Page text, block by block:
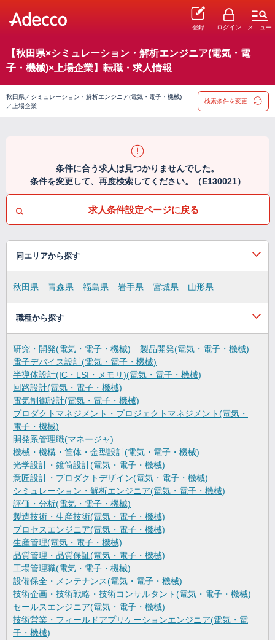
登録 ログイン メニュー
【秋田県×シミュレーション・解析エンジニア(電気・電
子・機械)×上場企業】転職・求人情報
秋田県／シミュレーション・解析エンジニア(電気・電子・機械)
／上場企業
検索条件を変更
条件に合う求人は見つかりませんでした。
条件を変更して、再度検索してください。（E130021）
求人条件設定ページに戻る
同エリアから探す
秋田県 青森県 福島県 岩手県 宮城県 山形県
職種から探す
研究・開発(電気・電子・機械)
製品開発(電気・電子・機械)
電子デバイス設計(電気・電子・機械)
半導体設計(IC・LSI・メモリ)(電気・電子・機械)
回路設計(電気・電子・機械)
電気制御設計(電気・電子・機械)
プロダクトマネジメント・プロジェクトマネジメント(電気・
電子・機械)
開発系管理職(マネージャ)
機械・機構・筐体・金型設計(電気・電子・機械)
光学設計・鏡筒設計(電気・電子・機械)
意匠設計・プロダクトデザイン(電気・電子・機械)
シミュレーション・解析エンジニア(電気・電子・機械)
評価・分析(電気・電子・機械)
製造技術・生産技術(電気・電子・機械)
プロセスエンジニア(電気・電子・機械)
生産管理(電気・電子・機械)
品質管理・品質保証(電気・電子・機械)
工場管理職(電気・電子・機械)
設備保全・メンテナンス(電気・電子・機械)
技術企画・技術戦略・技術コンサルタント(電気・電子・機械)
セールスエンジニア(電気・電子・機械)
技術営業・フィールドアプリケーションエンジニア(電気・電
子・機械)